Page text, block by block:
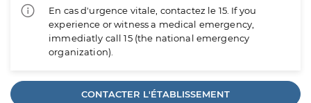
En cas d'urgence vitale, contactez le 15. If you
experience or witness a medical emergency,
immediatly call 15 (the national emergency
organization).
CONTACTER L'ÉTABLISSEMENT